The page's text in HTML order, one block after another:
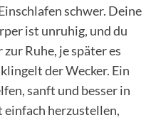
schwer. Deine
ist unruhig, und du
Ruhe, je später es
der Wecker. Ein
sanft und besser in
einfach herzustellen,